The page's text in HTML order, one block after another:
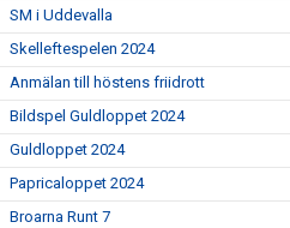
SM i Uddevalla
Skelleftespelen 2024
Anmälan till höstens friidrott
Bildspel Guldloppet 2024
Guldloppet 2024
Papricaloppet 2024
Broarna Runt 7